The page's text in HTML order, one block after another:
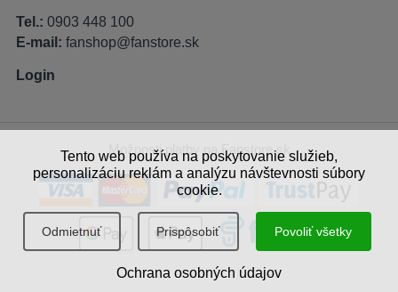
Tento web používa na poskytovanie služieb,
personalizáciu reklám a analýzu návštevnosti súbory
cookie.
Odmietnuť Prispôsobiť Povoliť všetky
Ochrana osobných údajov
Tel.: 0903 448 100
E-mail: fanshop@fanstore.sk
Login
Možnosti platby na Fanstore.sk